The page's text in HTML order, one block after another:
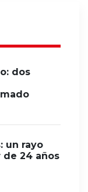
dos
un rayo
24 años